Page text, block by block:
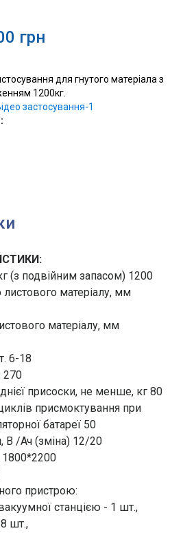
грн
для гнутого матеріала з
1200кг.
застосування-1
(з подвійним запасом) 1200
матеріалу, мм
матеріалу, мм
6-18
270
присоски, не менше, кг 80
присмоктування при
батареї 50
В /Ач (зміна) 12/20
1800*2200
пристрою:
станцією - 1 шт.,
шт.,